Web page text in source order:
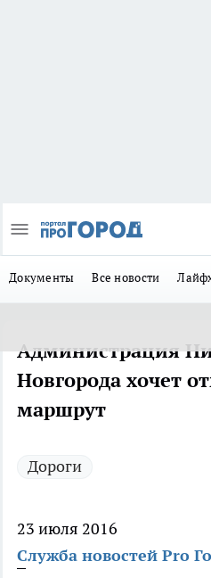
Документы Все новости
Администрация
Новгорода хочет
маршрут
Дороги
23 июля 2016
Служба новостей Pro